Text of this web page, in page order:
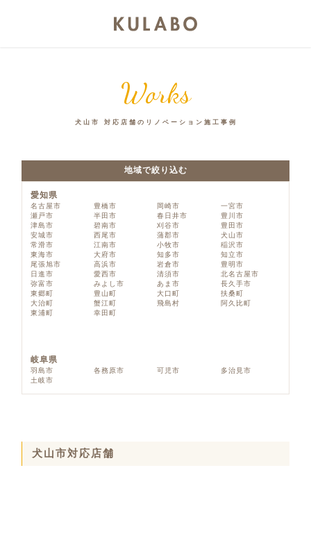
Works
犬山市 対応店舗のリノベーション施工事例
地域で絞り込む
愛知県
名古屋市 豊橋市 岡崎市
一宮市
瀬戸市
半田市 春日井市
豊川市
津島市
碧南市 刈谷市
豊田市
安城市
西尾市 蒲郡市
犬山市
常滑市
江南市 小牧市
稲沢市
東海市
大府市 知多市
知立市
尾張旭市
高浜市 岩倉市
豊明市
日進市
愛西市 清須市
北名古屋市
弥富市
みよし市 あま市
長久手市
東郷町
豊山町 大口町
扶桑町
大治町
蟹江町 飛島村
阿久比町
東浦町
幸田町
岐阜県
羽島市 各務原市 可児市
多治見市
土岐市
犬山市対応店舗